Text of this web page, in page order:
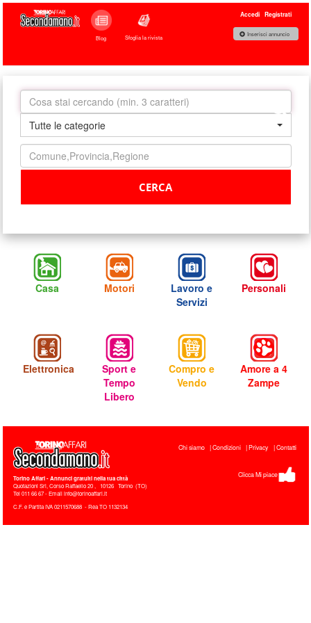
Blog Sfoglia la rivista
Accedi Registrati
Inserisci annuncio
Tutte le categorie
Casa Motori
Lavoro e
Servizi
Personali
Elettronica
Sport e
Tempo
Libero
Compro e
Vendo
Amore a 4
Zampe
Torino Affari- Annunci gratuiti nella tua città
Quotazioni Srl, Corso Raffaello 20
10126 Torino (TO)
Tel011 66 67 - Email info@torinoaffari.it
C.F. e Partita IVA 0211570688 - Rea TO 1132134
Chi siamo Condizioni Privacy Contatti
Clicca Mi piace